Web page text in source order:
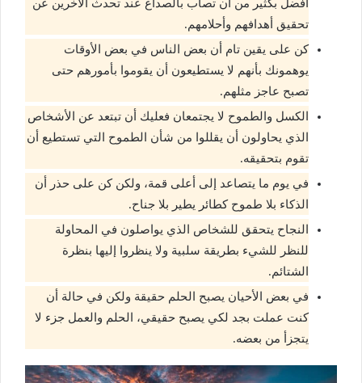
أفضل بكثير من أن تصاب بالصداع عند تحدث الآخرين عن
تحقيق أهدافهم وأحلامهم.
كن على يقين تام أن بعض الناس في بعض الأوقات
يوهمونك بأنهم لا يستطيعون أن يقوموا بأمورهم حتى
تصبح عاجز مثلهم.
الكسل والطموح لا يجتمعان فعليك أن تبتعد عن الأشخاص
الذي يحاولون أن يقللوا من شأن الطموح التي تستطيع أن
تقوم بتحقيقه.
في يوم ما يتصاعد إلى أعلى قمة، ولكن كن على حذر أن
الذكاء بلا طموح كطائر يطير بلا جناح.
النجاح يتحقق للشخاص الذي يواصلون في المحاولة
للنظر للشيء بطريقة سلبية ولا ينظروا إليها بنظرة
الشتائم.
في بعض الأحيان يصبح الحلم حقيقة ولكن في حالة أن
كنت عملت بجد لكي يصبح حقيقي، الحلم والعمل جزء لا
يتجزأ من بعضه.